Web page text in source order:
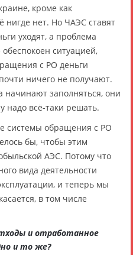
кроме как
нет. Но ЧАЭС ставят
уходят, а проблема
ситуацией,
с РО деньги
ничего не получают.
заполняться, они
надо всё-таки решать.
системы обращения с РО
бы, чтобы этим
АЭС. Потому что
вида деятельности
и теперь мы
в том числе
и отработанное
и то же?